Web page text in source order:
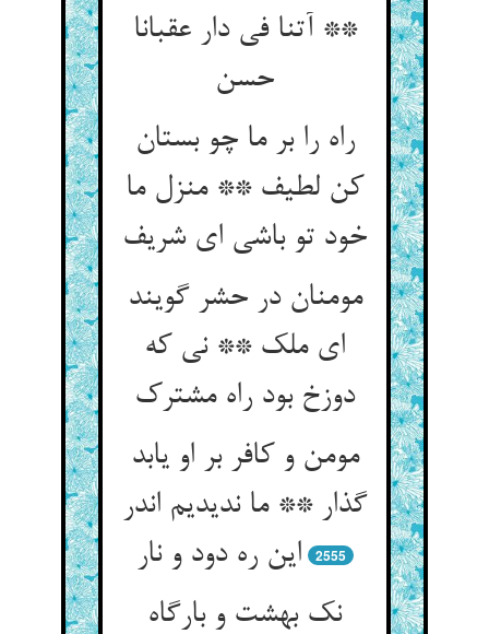
** آتنا فی دار عقبانا
حسن‏
راه را بر ما چو بستان
کن لطیف ** منزل ما
خود تو باشی ای شریف‏
مومنان در حشر گویند
ای ملک ** نی که
دوزخ بود راه مشترک‏
مومن و کافر بر او یابد
گذار ** ما ندیدیم اندر
این ره دود و نار
2555
نک بهشت و بارگاه